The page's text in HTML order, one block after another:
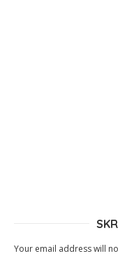
Your email address will